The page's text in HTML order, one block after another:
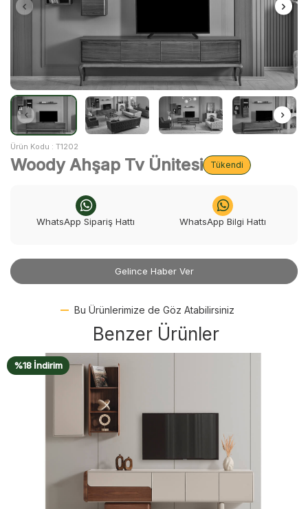
Ürün Kodu : T1202
Woody Ahşap Tv Ünitesi Tükendi
WhatsApp Sipariş Hattı WhatsApp Bilgi Hattı
Gelince Haber Ver
Bu Ürünlerimize de Göz Atabilirsiniz
Benzer Ürünler
%18 İndirim